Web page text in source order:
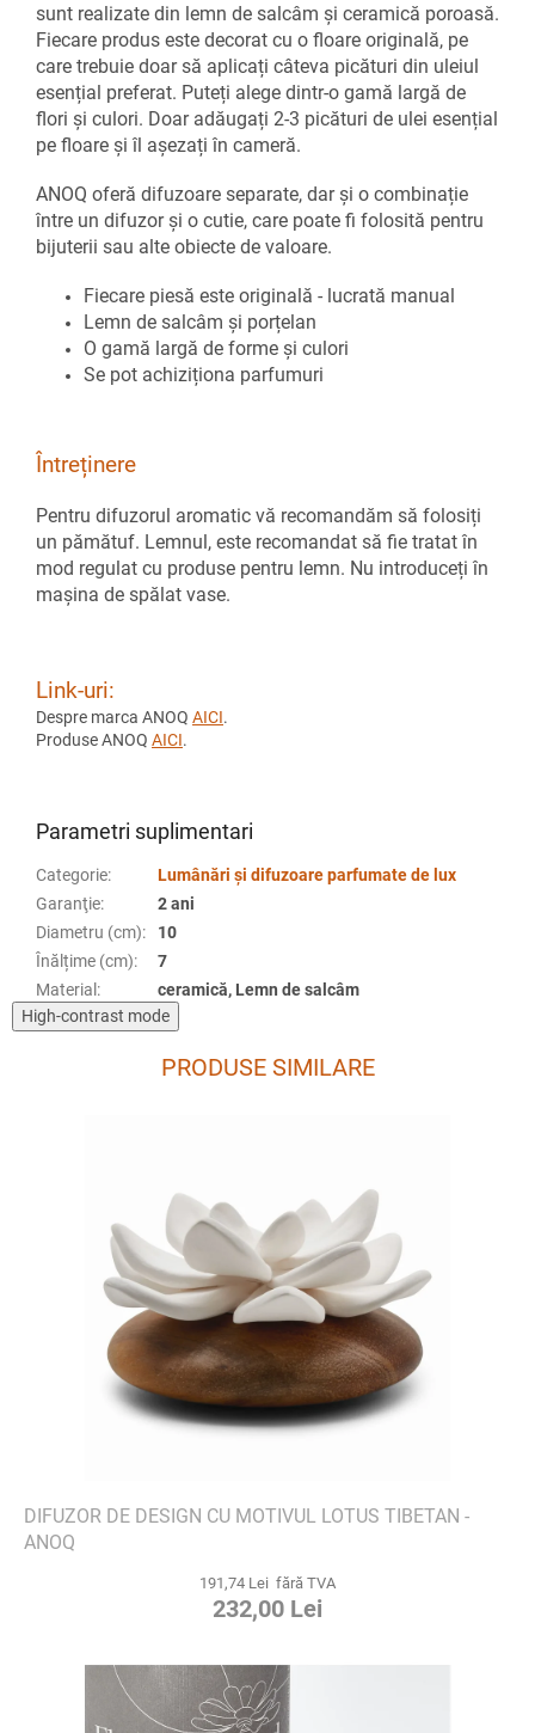
sunt realizate din lemn de salcâm și ceramică poroasă.
Fiecare produs este decorat cu o floare originală, pe
care trebuie doar să aplicați câteva picături din uleiul
esențial preferat. Puteți alege dintr-o gamă largă de
flori și culori. Doar adăugați 2-3 picături de ulei esențial
pe floare și îl așezați în cameră.
ANOQ oferă difuzoare separate, dar și o combinație
între un difuzor și o cutie, care poate fi folosită pentru
bijuterii sau alte obiecte de valoare.
Fiecare piesă este originală - lucrată manual
Lemn de salcâm și porțelan
O gamă largă de forme și culori
Se pot achiziționa parfumuri
Întreținere
Pentru difuzorul aromatic vă recomandăm să folosiți
un pămătuf. Lemnul, este recomandat să fie tratat în
mod regulat cu produse pentru lemn. Nu introduceți în
mașina de spălat vase.
Link-uri:
Despre marca ANOQ AICI.
Produse ANOQ AICI.
Parametri suplimentari
Categorie:
Lumânări și difuzoare parfumate de lux
Garanţie:
2 ani
Diametru (cm):
10
Înălțime (cm):
7
Material :
ceramică, Lemn de salcâm
High-contrast mode
PRODUSE SIMILARE
DIFUZOR DE DESIGN CU MOTIVUL LOTUS TIBETAN -
ANOQ
191,74 Lei fără TVA
232,00 Lei